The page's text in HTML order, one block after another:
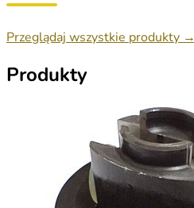
Przeglądaj wszystkie produkty →
Produkty